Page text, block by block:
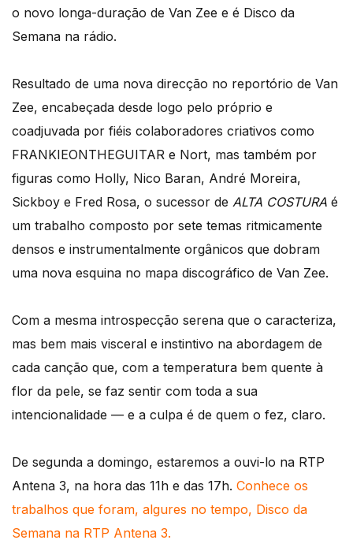
o novo longa-duração de Van Zee e é Disco da
Semana na rádio.
Resultado de uma nova direcção no reportório de Van
Zee, encabeçada desde logo pelo próprio e
coadjuvada por fiéis colaboradores criativos como
FRANKIEONTHEGUITAR e Nort, mas também por
figuras como Holly, Nico Baran, André Moreira,
Sickboy e Fred Rosa, o sucessor de ALTA COSTURA é
um trabalho composto por sete temas ritmicamente
densos e instrumentalmente orgânicos que dobram
uma nova esquina no mapa discográfico de Van Zee.
Com a mesma introspecção serena que o caracteriza,
mas bem mais visceral e instintivo na abordagem de
cada canção que, com a temperatura bem quente à
flor da pele, se faz sentir com toda a sua
intencionalidade — e a culpa é de quem o fez, claro.
De segunda a domingo, estaremos a ouvi-lo na RTP
Antena 3, na hora das 11h e das 17h. Conhece os
trabalhos que foram, algures no tempo, Disco da
Semana na RTP Antena 3.